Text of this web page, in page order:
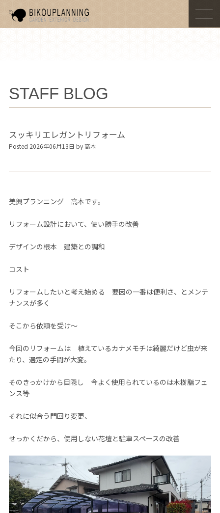
STAFF BLOG
スッキリエレガントリフォーム
Posted 2026年06月13日 by 高本
美興プランニング 高本です。
リフォーム設計において、使い勝手の改善
デザインの根本 建築との調和
コスト
リフォームしたいと考え始める 要因の一番は便利さ、とメンテ
ナンスが多く
そこから依頼を受け～
今回のリフォームは 植えているカナメモチは綺麗だけど虫が来
たり、選定の手間が大変。
そのきっかけから目隠し 今よく使用られているのは木樹脂フェ
ンス等
それに似合う門回り変更、
せっかくだから、使用しない花壇と駐車スペースの改善